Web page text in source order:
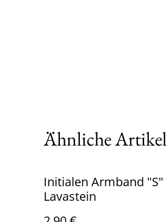
Ähnliche Artikel
Initialen Armband "S"
Lavastein